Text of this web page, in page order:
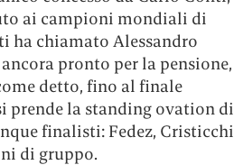
ai campioni mondiali di
ha chiamato Alessandro
pronto per la pensione,
detto, fino al finale
prende la standing ovation di
finalisti: Fedez, Cristicchi
di gruppo.